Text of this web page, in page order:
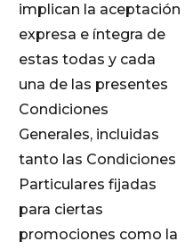
implican la aceptación
expresa e íntegra de
estas todas y cada
una de las presentes
Condiciones
Generales, incluidas
tanto las Condiciones
Particulares fijadas
para ciertas
promociones como la